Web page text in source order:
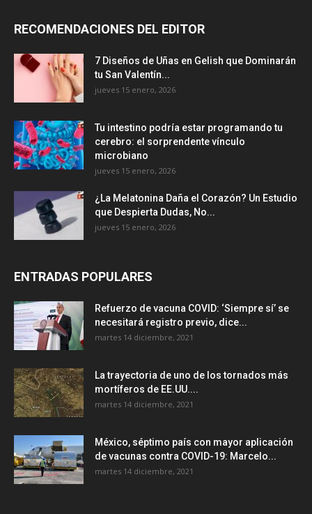
RECOMENDACIONES DEL EDITOR
7 Diseños de Uñas en Gelish que Dominarán
tu San Valentín...
jueves 15 enero, 2026
Tu intestino podría estar programando tu
cerebro: el sorprendente vínculo
microbiano
jueves 15 enero, 2026
¿La Melatonina Daña el Corazón? Un Estudio
que Despierta Dudas, No...
jueves 15 enero, 2026
ENTRADAS POPULARES
Refuerzo de vacuna COVID: ‘Siempre sí’ se
necesitará registro previo, dice...
martes 14 diciembre, 2021
La trayectoria de uno de los tornados más
mortíferos de EE.UU....
martes 14 diciembre, 2021
México, séptimo país con mayor aplicación
de vacunas contra COVID-19: Marcelo...
martes 14 diciembre, 2021